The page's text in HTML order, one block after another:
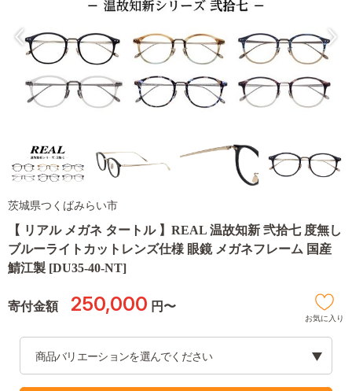
茨城県つくばみらい市
【 リアル メガネ タートル 】REAL 温故知新 弐拾七 度無し
ブルーライトカットレンズ仕様 眼鏡 メガネフレーム 国産
鯖江製 [DU35-40-NT]
寄付金額 250,000 円〜
お気に入り